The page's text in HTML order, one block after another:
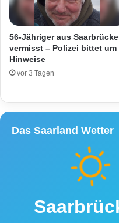
56-Jähriger aus
vermisst – Polizei bittet um
Hinweise
vor 3 Tagen
Das Saarland Wetter